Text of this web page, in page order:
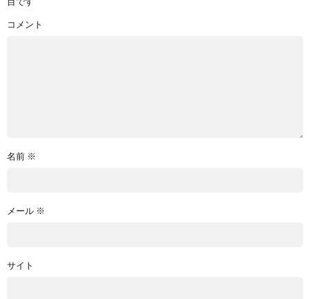
コメント
名前 ※
メール ※
サイト